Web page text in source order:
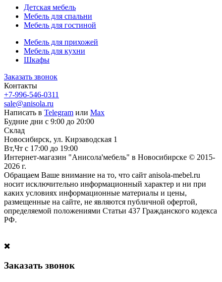
Детская мебель
Мебель для спальни
Мебель для гостиной
Мебель для прихожей
Мебель для кухни
Шкафы
Заказать звонок
Контакты
+7-996-546-0311
sale@anisola.ru
Написать в Telegram или Max
Будние дни с 9:00 до 20:00
Склад
Новосибирск, ул. Кирзаводская 1
Вт,Чт с 17:00 до 19:00
Интернет-магазин "Анисола'мебель" в Новосибирске © 2015-
2026 г.
Обращаем Ваше внимание на то, что сайт anisola-mebel.ru
носит исключительно информационный характер и ни при
каких условиях информационные материалы и цены,
размещенные на сайте, не являются публичной офертой,
определяемой положениями Статьи 437 Гражданского кодекса
РФ.
Заказать звонок